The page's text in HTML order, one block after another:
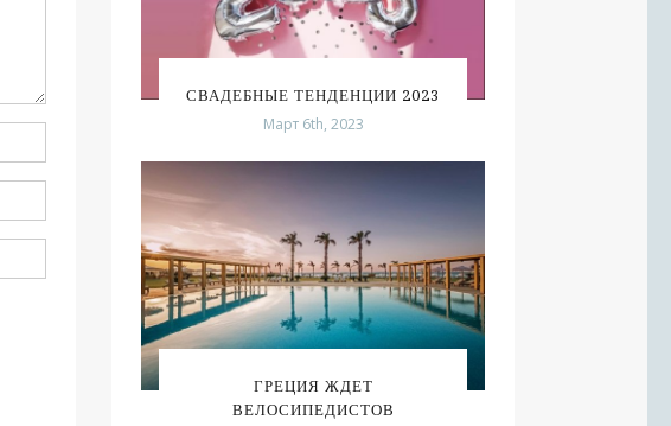
СВАДЕБНЫЕ ТЕНДЕНЦИИ 2023
Март 6th, 2023
ГРЕЦИЯ ЖДЕТ
ВЕЛОСИПЕДИСТОВ